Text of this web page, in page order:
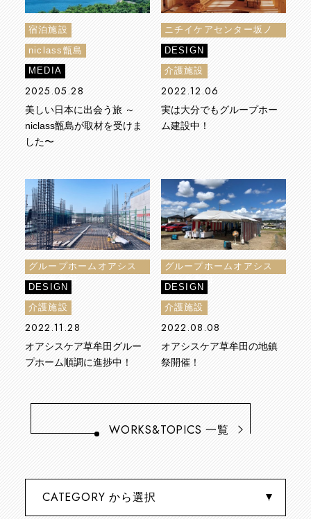
宿泊施設
niclass甑島
MEDIA
2025.05.28
美しい日本に出会う旅 ～
niclass甑島が取材を受けま
した〜
ニチイケアセンター坂ノ
市
DESIGN
介護施設
2022.12.06
実は大分でもグループホー
ム建設中！
グループホームオアシス
ケア草牟田
DESIGN
介護施設
2022.11.28
オアシスケア草牟田グルー
プホーム順調に進捗中！
グループホームオアシス
ケア草牟田
DESIGN
介護施設
2022.08.08
オアシスケア草牟田の地鎮
祭開催！
WORKS&TOPICS一覧